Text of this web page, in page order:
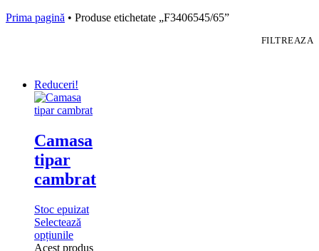
Prima pagină • Produse etichetate „F3406545/65”
FILTREAZA
Reduceri!
Camasa
tipar
cambrat
Stoc epuizat
Selectează
opțiunile
Acest produs